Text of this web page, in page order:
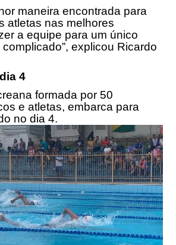
maneira encontrada para
atletas nas melhores
a equipe para um único
explicou Ricardo
4
formada por 50
e atletas, embarca para
no dia 4.